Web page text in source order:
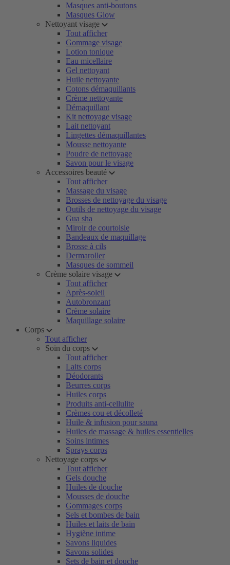
Masques anti-boutons
Masques Glow
Nettoyant visage
Tout afficher
Gommage visage
Lotion tonique
Eau micellaire
Gel nettoyant
Huile nettoyante
Cotons démaquillants
Crème nettoyante
Démaquillant
Kit nettoyage visage
Lait nettoyant
Lingettes démaquillantes
Mousse nettoyante
Poudre de nettoyage
Savon pour le visage
Accessoires beauté
Tout afficher
Massage du visage
Brosses de nettoyage du visage
Outils de nettoyage du visage
Gua sha
Miroir de courtoisie
Bandeaux de maquillage
Brosse à cils
Dermaroller
Masques de sommeil
Crème solaire visage
Tout afficher
Après-soleil
Autobronzant
Crème solaire
Maquillage solaire
Corps
Tout afficher
Soin du corps
Tout afficher
Laits corps
Déodorants
Beurres corps
Huiles corps
Produits anti-cellulite
Crèmes cou et décolleté
Huile & infusion pour sauna
Huiles de massage & huiles essentielles
Soins intimes
Sprays corps
Nettoyage corps
Tout afficher
Gels douche
Huiles de douche
Mousses de douche
Gommages corps
Sels et bombes de bain
Huiles et laits de bain
Hygiène intime
Savons liquides
Savons solides
Sets de bain et douche